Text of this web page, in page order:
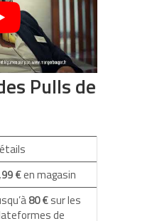
Pulls de
€en magasin
80 €sur les
de